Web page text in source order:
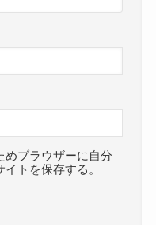
めブラウザーに自分
トを保存する。